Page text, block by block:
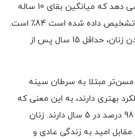
دکتر توری می گوید: “ACS گزارش می دهد که میانگین بقای 10 ساله
برای زنانی که سرطان سینه در آنها تشخیص داده شده است 84٪ است.
علاوه بر این، میانگین نرخ زنده ماندن زنان، حداقل 15 سال پس از
مسن‌تر مبتلا به سرطان سینه
بهتری دارند، به این معنی که
در بیشتر موارد، بقای بیش از 95 تا 98 درصد در 5 سال دارند. زنان
امید به زندگی عادی و